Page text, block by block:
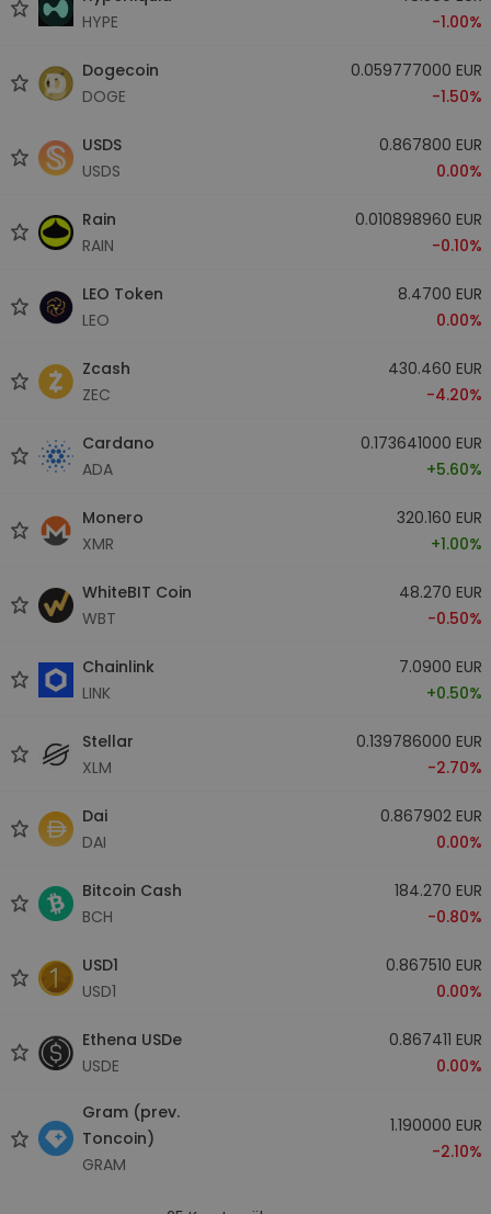
HYPE
-1.00%
Dogecoin
DOGE
0.059777000 EUR
-1.50%
USDS
USDS
0.867800 EUR
0.00%
Rain
RAIN
0.010898960 EUR
-0.10%
LEO Token
LEO
8.4700 EUR
0.00%
Zcash
ZEC
430.460 EUR
-4.20%
Cardano
ADA
0.173641000 EUR
+5.60%
Monero
XMR
320.160 EUR
+1.00%
WhiteBIT Coin
WBT
48.270 EUR
-0.50%
Chainlink
LINK
7.0900 EUR
+0.50%
Stellar
XLM
0.139786000 EUR
-2.70%
Dai
DAI
0.867902 EUR
0.00%
Bitcoin Cash
BCH
184.270 EUR
-0.80%
USD1
USD1
0.867510 EUR
0.00%
Ethena USDe
USDE
0.867411 EUR
0.00%
Gram (prev.
Toncoin)
GRAM
1.190000 EUR
-2.10%